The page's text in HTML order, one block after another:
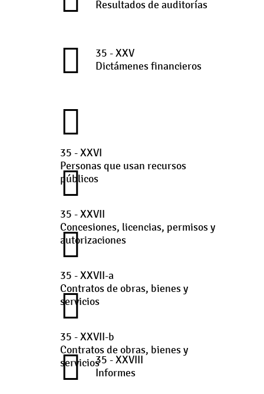
Resultados de auditorías
35 - XXV
Dictámenes financieros
35 - XXVI
Personas que usan recursos
públicos
35 - XXVII
Concesiones, licencias, permisos y
autorizaciones
35 - XXVII-a
Contratos de obras, bienes y
servicios
35 - XXVII-b
Contratos de obras, bienes y
servicios35 - XXVIII
Informes